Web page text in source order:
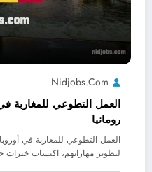
Nidjobs.com
العمل التطوعي للمغاربة
رومانيا
العمل التطوعي للمغاربة في
لتطوير مهاراتهم، اكتساب خبرات